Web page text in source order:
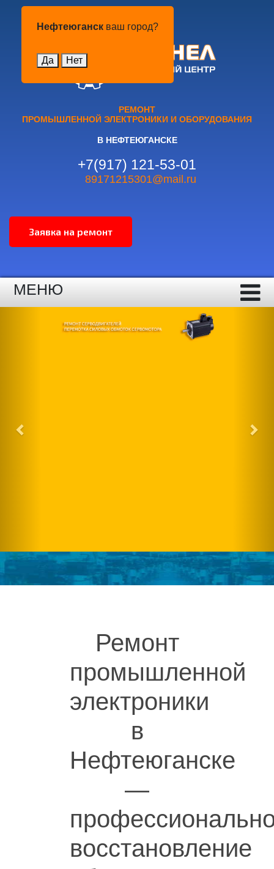
Нефтеюганск ваш город?
Да Нет
РЕМОНТ
ПРОМЫШЛЕННОЙ ЭЛЕКТРОНИКИ И ОБОРУДОВАНИЯ
В НЕФТЕЮГАНСКЕ
+7(917) 121-53-01
89171215301@mail.ru
МЕНЮ
Ремонт
промышленной
электроники
в
Нефтеюганске
—
восстановление